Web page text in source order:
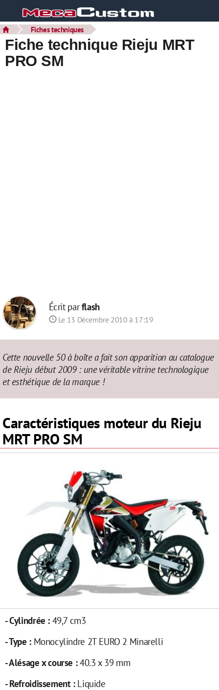
Fiches techniques
Fiche technique Rieju MRT
PRO SM
Écrit parflash
Le 13 Décembre 2010 à 17:19
Cette nouvelle 50 à boîte a fait son apparition au catalogue
de Rieju début 2009 : une véritable vitrine technologique
et esthétique de la marque !
Caractéristiques moteur du Rieju
MRT PRO SM
- Cylindrée : 49,7 cm3
- Type : Monocylindre 2T EURO 2 Minarelli
- Alésage x course :40.3 x 39 mm
- Refroidissement : Liquide